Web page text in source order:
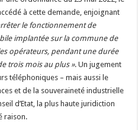
à cette demande, enjoignant
le fonctionnement de
implantée sur la commune de
opérateurs, pendant une durée
trois mois au plus ». Un jugement
téléphoniques – mais aussi le
et de la souveraineté industrielle
d’Etat, la plus haute juridiction
raison.